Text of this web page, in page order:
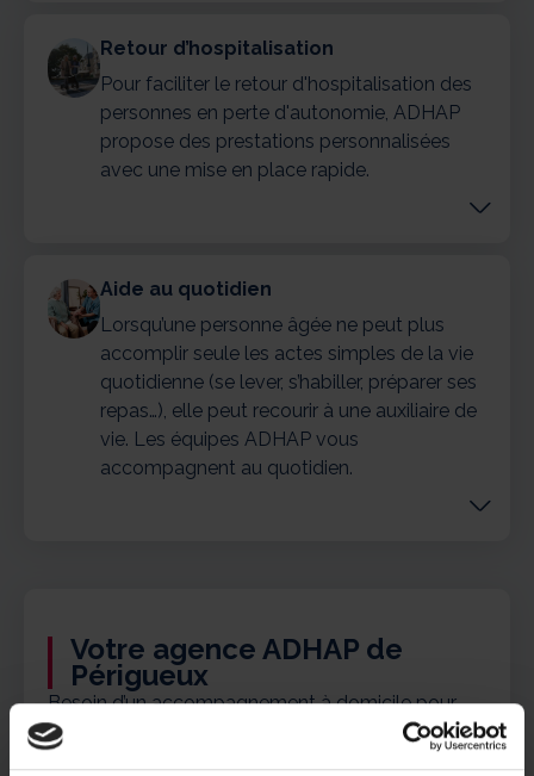
Retour d’hospitalisation
Pour faciliter le retour d'hospitalisation des
personnes en perte d'autonomie, ADHAP
propose des prestations personnalisées
avec une mise en place rapide.
Aide au quotidien
Lorsqu’une personne âgée ne peut plus
accomplir seule les actes simples de la vie
quotidienne (se lever, s’habiller, préparer ses
repas…), elle peut recourir à une auxiliaire de
vie. Les équipes ADHAP vous
accompagnent au quotidien.
Votre agence ADHAP de
Périgueux
Besoin d’un accompagnement à domicile pour
vous-même ou pour un parent ? L’agence ADHAP
de Périgueux, dirigée par M. Bannes, met à votre